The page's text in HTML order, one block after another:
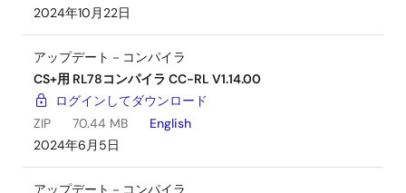
2024年10月22日
アップデート－コンパイラ
CS+用 RL78コンパイラ CC-RL V1.14.00
ログインしてダウンロード
ZIP
70.44 MB
English
2024年6月5日
アップデート－コンパイラ